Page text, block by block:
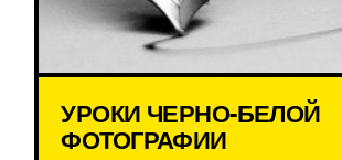
УРОКИ ЧЕРНО-БЕЛОЙ
ФОТОГРАФИИ